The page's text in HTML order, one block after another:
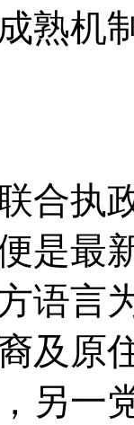
熟机
合执
是最
语言
及原
另一